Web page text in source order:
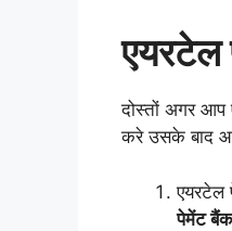
एयरटेल
दोस्तों अगर
करे उसके बाद
एयरटेल
पेमेंट बैंक